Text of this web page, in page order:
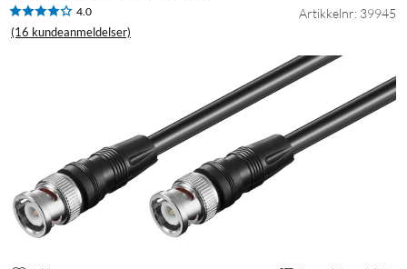
4.0
(16 kundeanmeldelser)
Artikkelnr: 39945